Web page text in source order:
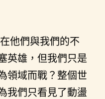
他們與我們的不
英雄，但我們只是
領域而戰？整個世
我們只看見了動盪